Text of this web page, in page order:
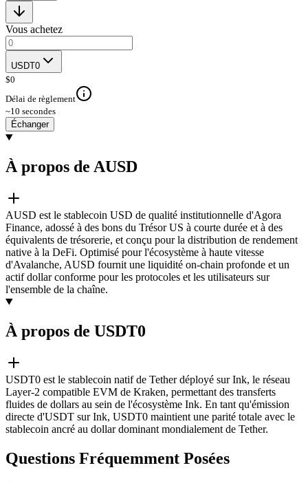
Vous achetez
USDT0
$0
Délai de règlement
~10 secondes
Échanger
À propos de AUSD
AUSD est le stablecoin USD de qualité institutionnelle d'Agora
Finance, adossé à des bons du Trésor US à courte durée et à des
équivalents de trésorerie, et conçu pour la distribution de rendement
native à la DeFi. Optimisé pour l'écosystème à haute vitesse
d'Avalanche, AUSD fournit une liquidité on-chain profonde et un
actif dollar conforme pour les protocoles et les utilisateurs sur
l'ensemble de la chaîne.
À propos de USDT0
USDT0 est le stablecoin natif de Tether déployé sur Ink, le réseau
Layer-2 compatible EVM de Kraken, permettant des transferts
fluides de dollars au sein de l'écosystème Ink. En tant qu'émission
directe d'USDT sur Ink, USDT0 maintient une parité totale avec le
stablecoin ancré au dollar dominant mondialement de Tether.
Questions Fréquemment Posées